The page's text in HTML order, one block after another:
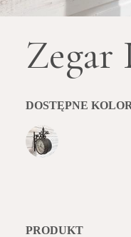
Zegar
DOSTĘPNE
PRODUKT